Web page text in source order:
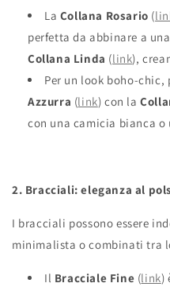
La Collana Rosario (
perfetta da abbinare a
Collana Linda (link),
Per un look boho-
Azzurra (link) con la
con una camicia bianca o
2. Bracciali: eleganza al
I bracciali possono essere
minimalista o combinati tra
Il Bracciale Fine (link)